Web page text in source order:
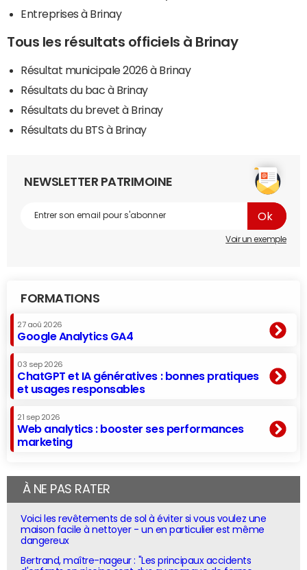
Entreprises à Brinay
Tous les résultats officiels à Brinay
Résultat municipale 2026 à Brinay
Résultats du bac à Brinay
Résultats du brevet à Brinay
Résultats du BTS à Brinay
NEWSLETTER PATRIMOINE
Voir un exemple
FORMATIONS
27 aoû 2026
Google Analytics GA4
03 sep 2026
ChatGPT et IA génératives : bonnes pratiques
et usages responsables
21 sep 2026
Web analytics : booster ses performances
marketing
À NE PAS RATER
Voici les revêtements de sol à éviter si vous voulez une
maison facile à nettoyer - un en particulier est même
dangereux
Bertrand, maître-nageur : "Les principaux accidents